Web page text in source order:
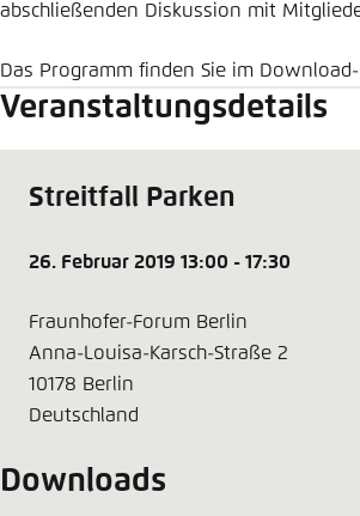
abschließenden Diskussion mit
Das Programm finden Sie im
Veranstaltungsdetails
Streitfall Parken
26. Februar 2019 13:00 - 17:30
Fraunhofer-Forum Berlin
Anna-Louisa-Karsch-Straße 2
10178 Berlin
Deutschland
Downloads